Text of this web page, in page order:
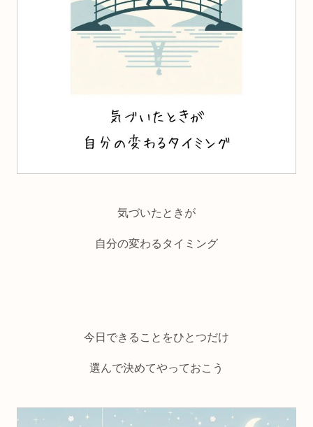
気づいたときが
自分の変わるタイミング
今日できることをひとつだけ
選んで決めてやっておこう